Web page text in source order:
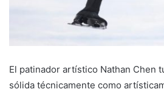
El patinador artístico Nathan Chen
sólida técnicamente como